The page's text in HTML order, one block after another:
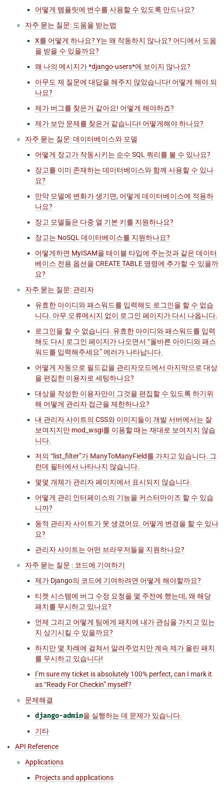
어떻게 템플릿에 변수를 사용할 수 있도록 만드나요?
자주 묻는 질문: 도움을 받는법
X를 어떻게 하나요? Y는 왜 작동하지 않나요? 어디에서 도움
을 받을 수 있을까요?
왜 나의 메시지가 *django-users*에 보이지 않나요?
아무도 제 질문에 대답을 해주지 않았습니다! 어떻게 해야 되
나요?
제가 버그를 찾은거 같아요! 어떻게 해야하죠?
제가 보안 문제를 찾은거 같습니다! 어떻게해야 하나요?
자주 묻는 질문: 데이터베이스와 모델
어떻게 장고가 작동시키는 순수 SQL 쿼리를 볼 수 있나요?
장고를 이미 존재하는 데이터베이스와 함께 사용할 수 있나
요?
만약 모델에 변화가 생기면, 어떻게 데이터베이스에 적용하
나요?
장고 모델들은 다중 열 기본 키를 지원하나요?
장고는 NoSQL 데이터베이스를 지원하나요?
어떻게하면 MyISAM을 테이블 타입에 주는것과 같은 데이터
베이스 전용 옵션을 CREATE TABLE 명령에 추가할 수 있을까
요?
자주 묻는 질문: 관리자
유효한 아이디와 패스워드를 입력해도 로그인을 할 수 없습
니다. 아무 오류메시지 없이 로그인 페이지가 다시 나옵니다.
로그인을 할 수 없습니다. 유효한 아이디와 패스워드를 입력
해도 다시 로그인 페이지가 나오면서 “올바른 아이디와 패스
워드를 입력해주세요” 에러가 나타납니다.
어떻게 자동으로 필드값을 관리자모드에서 마지막으로 대상
을 편집한 이용자로 세팅하나요?
대상을 작성한 이용자만이 그것을 편집할 수 있도록 하기위
해 어떻게 관리자 접근을 제한하나요?
내 관리자 사이트의 CSS와 이미지들이 개발 서버에서는 잘
보여지지만 mod_wsgi를 이용할 때는 재대로 보여지지 않습
니다.
저의 “list_filter”가 ManyToManyField를 가지고 있습니다. 그
런데 필터에서 나타나지 않습니다.
몇몇 개체가 관리자 페이지에서 표시되지 않습니다.
어떻게 관리 인터페이스의 기능을 커스터마이즈 할 수 있습
니까?
동적 관리자 사이트가 못 생겼어요. 어떻게 변경을 할 수 있나
요?
관리자 사이트는 어떤 브라우저들을 지원하나요?
자주 묻는 질문 : 코드에 기여하기
제가 Django의 코드에 기여하려면 어떻게 해야할까요?
티켓 시스템에 버그 수정 요청을 몇 주전에 했는데, 왜 해당
패치를 무시하고 있나요?
언제 그리고 어떻게 팀에게 패치에 내가 관심을 가지고 있는
지 상기시킬 수 있을까요?
하지만 몇 차례에 걸쳐서 알려주었지만 계속 제가 올린 패치
를 무시하고 있습니다!
I’m sure my ticket is absolutely 100% perfect, can I mark it
as “Ready For Checkin” myself?
문제해결
django-admin을 실행하는 데 문제가 있습니다.
기타
API Reference
Applications
Projects and applications